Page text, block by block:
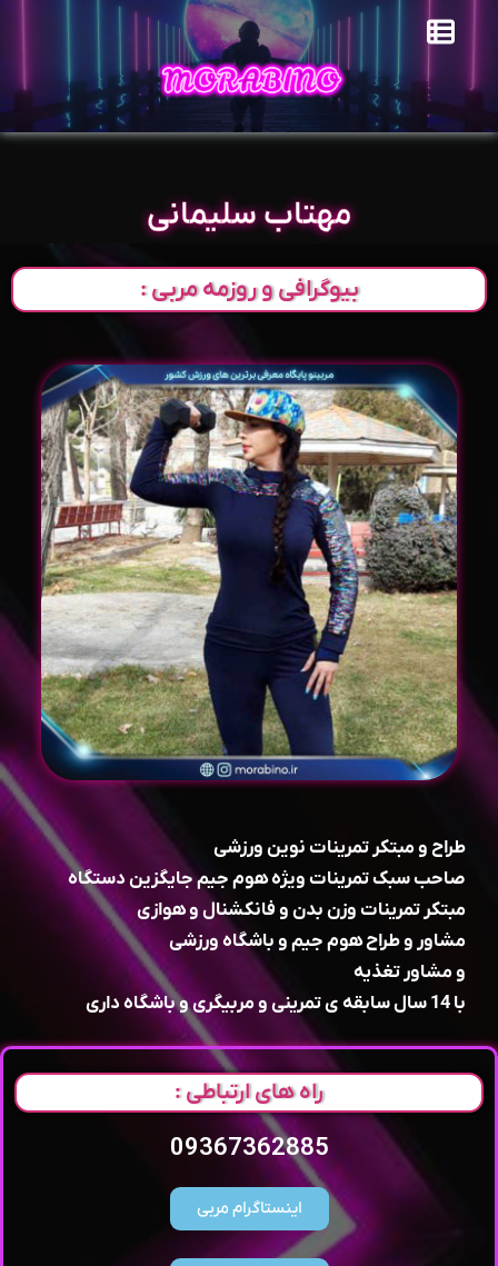
مهتاب سلیمانی
بیوگرافی و روزمه مربی :
طراح ‌و مبتکر تمرینات نوین ورزشی
صاحب سبک تمرینات ویژه هوم جیم جایگزین دستگاه
مبتکر تمرینات وزن بدن و فانکشنال و هوازی
مشاور و طراح هوم جیم و باشگاه ورزشی
و مشاور تغذیه
با 14 سال سابقه ی تمرینی و مربیگری و‌ باشگاه داری
راه های ارتباطی :
09367362885
اینستاگرام مربی